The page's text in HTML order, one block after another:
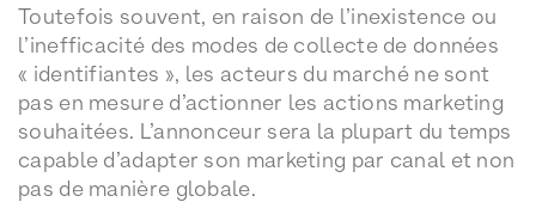
Toutefois souvent, en raison de l’inexistence ou
l’inefficacité des modes de collecte de données
« identifiantes », les acteurs du marché ne sont
pas en mesure d’actionner les actions marketing
souhaitées. L’annonceur sera la plupart du temps
capable d’adapter son marketing par canal et non
pas de manière globale.